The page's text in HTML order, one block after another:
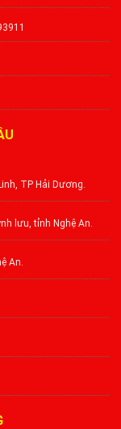
TP Hải Dương.
lưu, tỉnh Nghệ An.
An.